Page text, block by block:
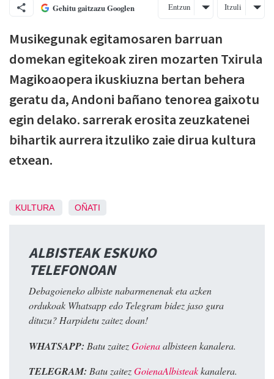
Gehitu gaitzazu Googlen Entzun Itzuli
Musikegunak egitamosaren barruan
domekan egitekoak ziren mozarten Txirula
Magikoaopera ikuskiuzna bertan behera
geratu da, Andoni bañano tenorea gaixotu
egin delako. sarrerak erosita zeuzkatenei
bihartik aurrera itzuliko zaie dirua kultura
etxean.
KULTURA OÑATI
ALBISTEAK ESKUKO
TELEFONOAN
Debagoieneko albiste nabarmenenak eta azken
ordukoak Whatsapp edo Telegram bidez jaso gura
dituzu? Harpidetu zaitez doan!
WHATSAPP: Batu zaitezGoienaalbisteen kanalera.
TELEGRAM: Batu zaitezGoienaAlbisteakkanalera.